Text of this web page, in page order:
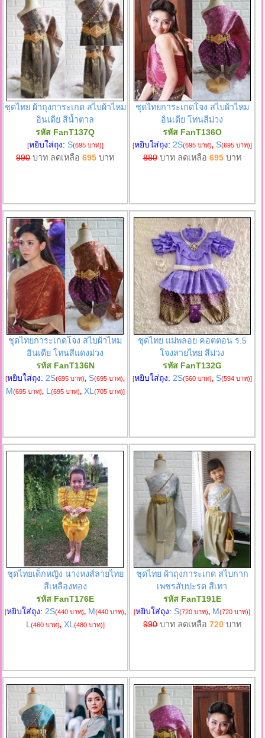
ชุดไทย ผ้าถุงการะเกด สไบผ้าไหม
อินเดีย สีน้ำตาล
รหัส FanT137Q
[หยิบใส่ถุง: S(695 บาท)]
990บาท ลดเหลือ695 บาท
ชุดไทยการะเกดโจง สไบผ้าไหม
อินเดีย โทนสีม่วง
รหัส FanT136O
[หยิบใส่ถุง: 2S(695 บาท), S(695 บาท)]
880บาท ลดเหลือ 695บาท
ชุดไทยการะเกดโจง สไบผ้าไหม
อินเดีย โทนสีแดงม่วง
รหัส FanT136N
[หยิบใส่ถุง: 2S(695 บาท), S(695 บาท),
M(695 บาท), L (695 บาท), XL (705 บาท)]
ชุดไทย แม่พลอย คอตตอน ร.5
โจงลายไทย สีม่วง
รหัส FanT132G
[หยิบใส่ถุง: 2S(560 บาท), S(594 บาท)]
ชุดไทยเด็กหญิง นางหงส์ลายไทย
สีเหลืองทอง
รหัส FanT176E
[หยิบใส่ถุง: 2S(440 บาท), M(440 บาท),
L (460 บาท), XL (480 บาท)]
ชุดไทย ผ้าถุงการะเกด สไบกาก
เพชรสับปะรด สีเทา
รหัส FanT191E
[หยิบใส่ถุง: S(720 บาท), M(720 บาท)]
990บาท ลดเหลือ 720บาท